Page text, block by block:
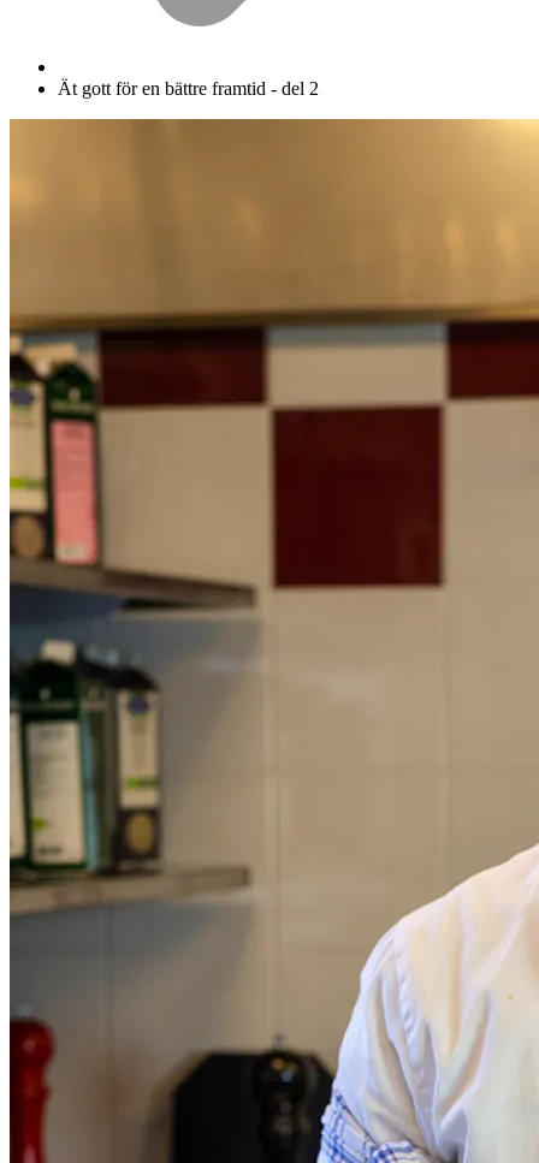
Ät gott för en bättre framtid - del 2